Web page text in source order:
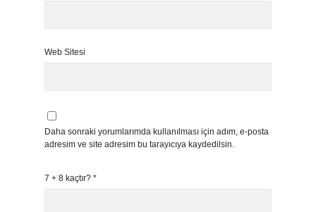
Web Sitesi
Daha sonraki yorumlarımda kullanılması için adım, e-posta
adresim ve site adresim bu tarayıcıya kaydedilsin.
7 + 8 kaçtır? *